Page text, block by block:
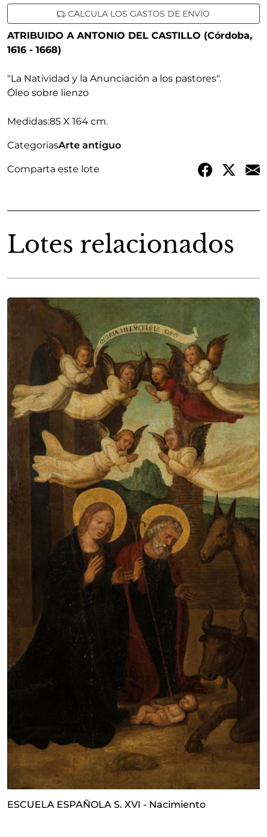
CALCULA LOS GASTOS DE ENVÍO
ATRIBUIDO A ANTONIO DEL CASTILLO (Córdoba,
1616 - 1668)
"La Natividad y la Anunciación a los pastores".
Óleo sobre lienzo
Medidas:85 X 164 cm.
CategoríasArte antiguo
Comparta este lote
Lotes relacionados
ESCUELA ESPAÑOLA S. XVI - Nacimiento